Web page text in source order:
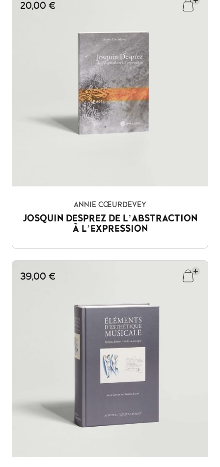
20,00 €
ANNIE CŒURDEVEY
JOSQUIN DESPREZ DE L’ABSTRACTION
À L’EXPRESSION
39,00 €